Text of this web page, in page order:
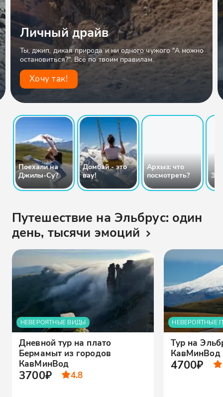
Личный драйв
Ты, джип, дикая природа и ни одного чужого "А можно
остановиться?". Всё по твоим правилам.
Хочу так!
Поехали на
Джилы-Су?
Домбай - это
вау!
Архыз: что
посмотреть?
Путешествие на Эльбрус: один
день, тысячи эмоций
НЕВЕРОЯТНЫЕ ВИДЫ
Дневной тур на плато
Бермамыт из городов
КавМинВод
3700₽ 4.8
НЕВЕРОЯТНЫЕ
Тур на
КавМинВод
4700₽